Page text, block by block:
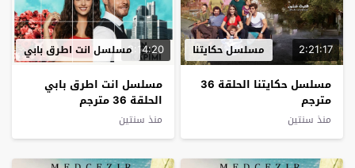
2:21:17 مسلسل حكايتنا
مسلسل حكايتنا الحلقة 36
مترجم
منذ سنتين
2:14:20مسلسل انت اطرق بابي
مسلسل انت اطرق بابي
الحلقة 36 مترجم
منذ سنتين